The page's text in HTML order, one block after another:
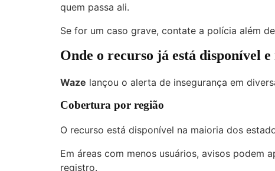
quem passa ali.
Se for um caso grave, contate a polícia além
Onde o recurso já está disponível
Waze lançou o alerta de insegurança em
Cobertura por região
O recurso está disponível na maioria dos
Em áreas com menos usuários, avisos podem
registro.